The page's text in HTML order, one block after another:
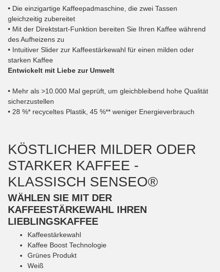
• Die einzigartige Kaffeepadmaschine, die zwei Tassen
gleichzeitig zubereitet
• Mit der Direktstart-Funktion bereiten Sie Ihren Kaffee während
des Aufheizens zu
• Intuitiver Slider zur Kaffeestärkewahl für einen milden oder
starken Kaffee
Entwickelt mit Liebe zur Umwelt
• Mehr als >10.000 Mal geprüft, um gleichbleibend hohe Qualität
sicherzustellen
• 28 %* recyceltes Plastik, 45 %** weniger Energieverbrauch
KÖSTLICHER MILDER ODER
STARKER KAFFEE -
KLASSISCH SENSEO®
WÄHLEN SIE MIT DER
KAFFEESTÄRKEWAHL IHREN
LIEBLINGSKAFFEE
Kaffeestärkewahl
Kaffee Boost Technologie
Grünes Produkt
Weiß